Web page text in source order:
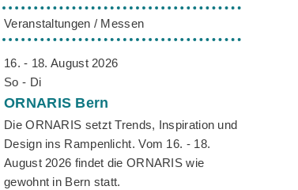
Veranstaltungen / Messen
16. - 18. August 2026
So - Di
ORNARIS Bern
Die ORNARIS setzt Trends, Inspiration und
Design ins Rampenlicht. Vom 16. - 18.
August 2026 findet die ORNARIS wie
gewohnt in Bern statt.